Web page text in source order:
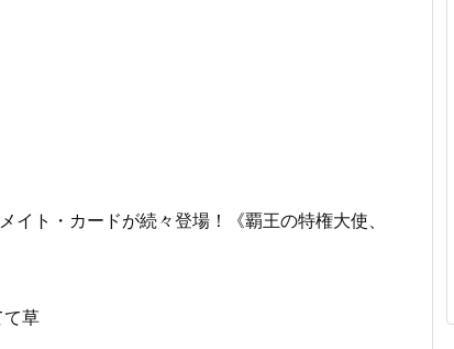
イト・カードが続々登場！《覇王の特権大使、
て草